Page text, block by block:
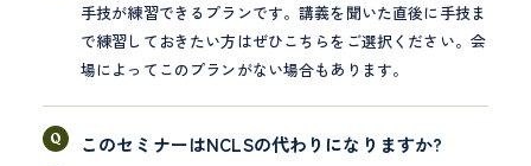
手技が練習できるプランです。講義を聞いた直後に手技ま
で練習しておきたい方はぜひこちらをご選択ください。会
場によってこのプランがない場合もあります。
このセミナーはNCLSの代わりになりますか?